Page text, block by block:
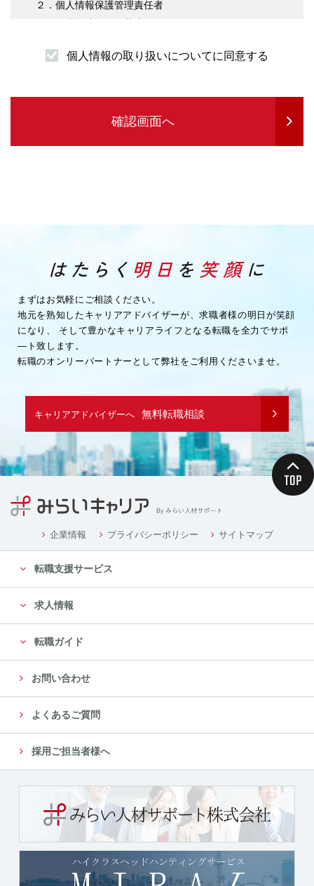
２．個人情報保護管理責任者
（１）求職者様情報
・企業紹介先のご案内を行うため
・サービスの提供に必要な書類などの発送
・サービスに関する情報のご案内等を行うため
・企業様へ各種連絡を行うため
・その他、上記業務に関連または付随する業務を行う
ため
（３）取引先企業情報
・業務を履行するため
・企業様へ各種連絡を行うため
（４）募集や採用に応募頂く方の情報
（５）当社従業者の情報
・人事や労務、福利厚生などの業務連絡のため
４．個人情報の委託について
当社は、業務を円滑に進める等の理由から、業務の一
部を外部に委託する際に、個人情報を委託す
る場合があります。ただし、委託先に開示するお客様
の個人情報は、当該業務の委託に必要となる
最小限の個人情報のみとし、かつ使用範囲もその範囲
に限定します。
尚、委託先は、十分な個人情報の保護水準を満たして
いる委託先を選定し、安全管理が図られるよ
う、委託先に対する必要かつ適切な管理監督をいたし
ます。
５．個人情報の第三者への提供について
当社では、収集した個人情報を、以下のいずれかに該
当する場合を除き、いかなる第三者にも提供
または開示いたしません。
（１）法令に基づく場合
（２）人の生命、身体又は財産の保護のために必要が
ある場合であって、本人の同意を得ることが
困難であるとき
（３）公衆衛生の向上又は児童の健全な育成の推進の
ために特に必要がある場合であって、本人の
同意を得ることが困難であるとき
個人情報の取り扱いについてに同意する
確認画面へ
まずはお気軽にご相談ください。
地元を熟知したキャリアアドバイザーが、求職者様の明日が笑顔
になり、
そして豊かなキャリアライフとなる転職を全力でサポ
―ト致します。
転職のオンリーパートナーとして弊社をご利用くださいませ。
キャリアアドバイザーへ 無料転職相談
企業情報 プライバシーポリシー サイトマップ
転職支援サービス
求人情報
転職ガイド
お問い合わせ
よくあるご質問
採用ご担当者様へ